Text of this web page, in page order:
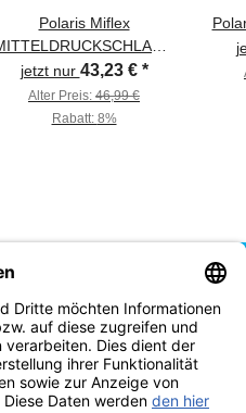
Polaris Miflex
1000mm Pink 3/8"
jetzt nur 43,23 € *
Alter Preis: 46,99 €
Rabatt: 8%